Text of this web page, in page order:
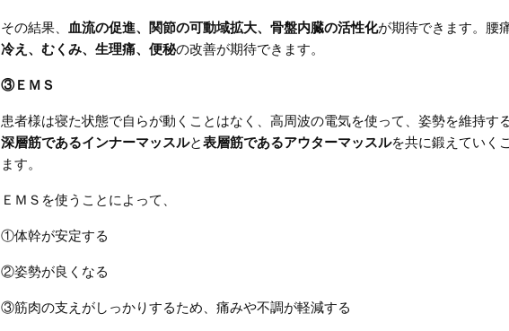
その結果、 血流の促進、関節の可動域拡大、骨盤内臓の活性化が期待できます。腰
冷え、むくみ、生理痛、便秘の改善が期待できます。
③ＥＭＳ
患者様は寝た状態で自らが動くことはなく、高周波の電気を使って、姿勢を維持す
深層筋であるインナーマッスルと表層筋であるアウターマッスルを共に鍛えていく
ます。
ＥＭＳを使うことによって、
①体幹が安定する
②姿勢が良くなる
③筋肉の支えがしっかりするため、痛みや不調が軽減する